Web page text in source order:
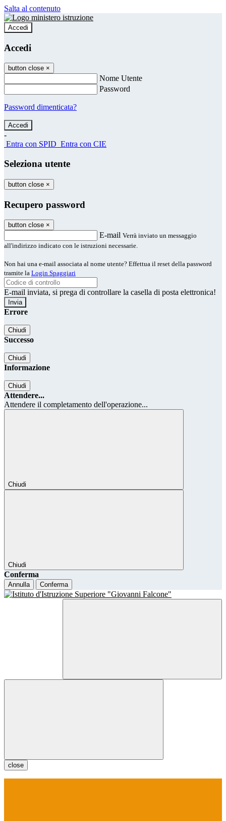
Salta al contenuto
Accedi
Accedi
button close ×
Nome Utente
Password
Password dimenticata?
-
Entra con SPID Entra con CIE
Seleziona utente
button close ×
Recupero password
button close ×
E-mail Verrà inviato un messaggio
all'indirizzo indicato con le istruzioni necessarie.
Non hai una e-mail associata al nome utente? Effettua il reset della password
tramite la Login Spaggiari
E-mail inviata, si prega di controllare la casella di posta elettronica!
Errore
Chiudi
Successo
Chiudi
Informazione
Chiudi
Attendere...
Attendere il completamento dell'operazione...
Chiudi
Chiudi
Conferma
Annulla Conferma
close